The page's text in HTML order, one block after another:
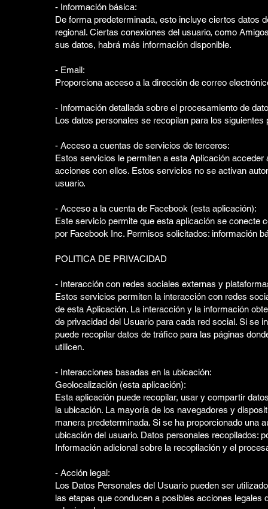
- Información básica:
De forma predeterminada, esto incluye ciertos datos
regional. Ciertas conexiones del usuario, como
sus datos, habrá más información disponible.
- Email:
Proporciona acceso a la dirección de correo
- Información detallada sobre el procesamiento de
Los datos personales se recopilan para los
- Acceso a cuentas de servicios de terceros:
Estos servicios le permiten a esta Aplicación
acciones con ellos. Estos servicios no se activan
usuario.
- Acceso a la cuenta de Facebook (esta aplicación):
Este servicio permite que esta aplicación se conecte
por Facebook Inc. Permisos solicitados: información
POLITICA DE PRIVACIDAD
- Interacción con redes sociales externas y
Estos servicios permiten la interacción con redes
de esta Aplicación. La interacción y la información
de privacidad del Usuario para cada red social. Si se
puede recopilar datos de tráfico para las páginas
utilicen.
- Interacciones basadas en la ubicación:
Geolocalización (esta aplicación):
Esta aplicación puede recopilar, usar y compartir
la ubicación. La mayoría de los navegadores y
manera predeterminada. Si se ha proporcionado una
ubicación del usuario. Datos personales recopilados:
Información adicional sobre la recopilación y el
- Acción legal:
Los Datos Personales del Usuario pueden ser
las etapas que conducen a posibles acciones